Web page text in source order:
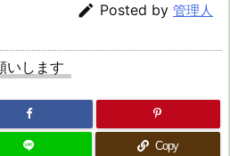
 Posted by 管理人
いします
Copy